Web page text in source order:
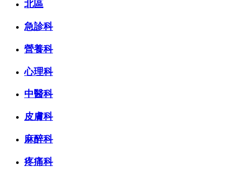
北區
急診科
營養科
心理科
中醫科
皮膚科
麻醉科
疼痛科